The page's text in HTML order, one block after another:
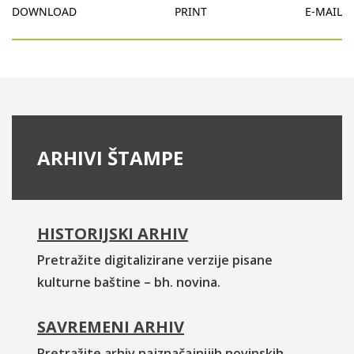
DOWNLOAD PRINT E-MAIL
ARHIVI ŠTAMPE
HISTORIJSKI ARHIV
Pretražite digitalizirane verzije pisane
kulturne baštine – bh. novina.
SAVREMENI ARHIV